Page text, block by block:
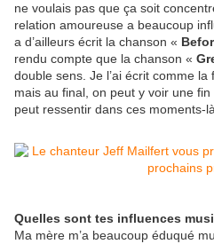
ne voulais pas que ça soit
relation amoureuse a beaucoup
a d’ailleurs écrit la chanson «
rendu compte que la chanson «
double sens. Je l’ai écrit comme la
mais au final, on peut y voir une
peut ressentir dans ces moments-
Quelles sont tes influences
Ma mère m’a beaucoup éduqué